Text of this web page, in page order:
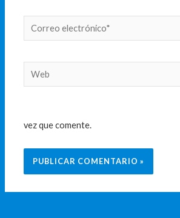
Correo
electrónico*
Web
vez que comente.